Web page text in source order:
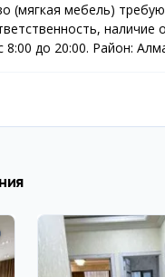
(мягкая мебель)
8:00 до 20:00. Район: